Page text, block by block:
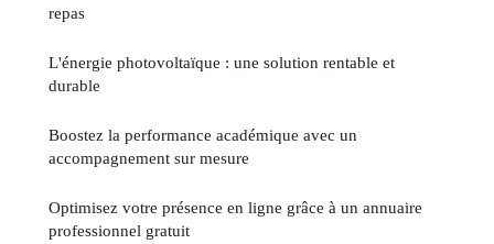
repas
L'énergie photovoltaïque : une solution rentable et
durable
Boostez la performance académique avec un
accompagnement sur mesure
Optimisez votre présence en ligne grâce à un annuaire
professionnel gratuit